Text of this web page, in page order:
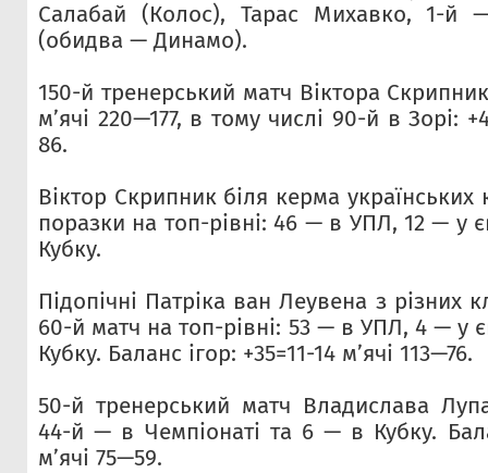
Салабай (Колос), Тарас Михавко, 1-й
(обидва — Динамо).
150-й тренерський матч Віктора
м’ячі 220—177, в тому числі 90-й в Зорі:
86.
Віктор Скрипник біля керма українських
поразки на топ-рівні: 46 — в УПЛ, 12 — у
Кубку.
Підопічні Патріка ван Леувена з різних
60-й матч на топ-рівні: 53 — в УПЛ, 4 — у
Кубку. Баланс ігор: +35=11-14 м’ячі 113—76.
50-й тренерський матч Владислава
44-й — в Чемпіонаті та 6 — в Кубку.
м’ячі 75—59.